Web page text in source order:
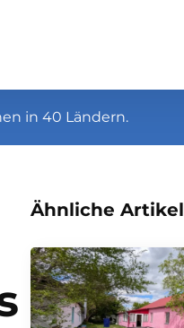
in 40 Ländern.
Ähnliche Artikel